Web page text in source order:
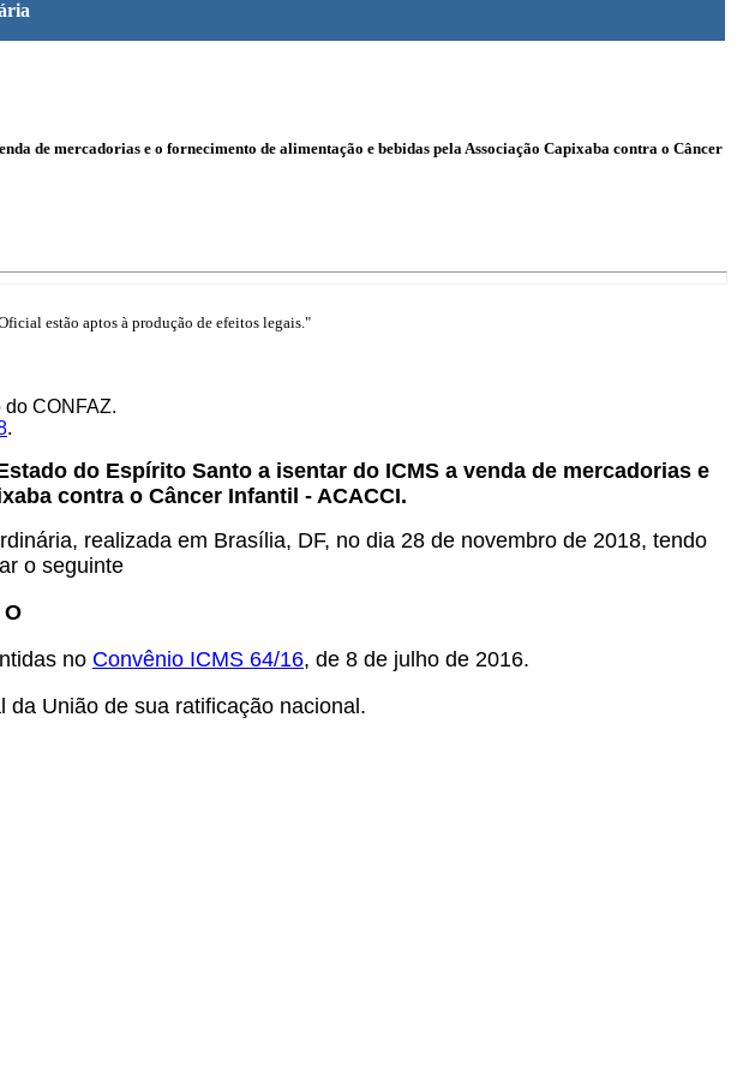
de mercadorias e o fornecimento de alimentação e bebidas pela Associação Capixaba contra o Câncer
estão aptos à produção de efeitos legais."
CONFAZ.
.
do Espírito Santo a isentar do ICMS a venda de mercadorias e
contra o Câncer Infantil - ACACCI.
realizada em Brasília, DF, no dia 28 de novembro de 2018, tendo
o seguinte
O
no Convênio ICMS 64/16, de 8 de julho de 2016.
União de sua ratificação nacional.